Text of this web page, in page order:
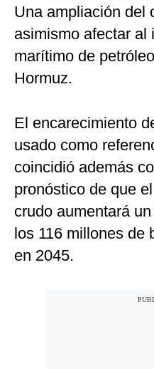
Una ampliación del
asimismo afectar al
marítimo de
Hormuz.
El encarecimiento
usado como
coincidió además
pronóstico de que
crudo aumentará
los 116 millones de
en 2045.